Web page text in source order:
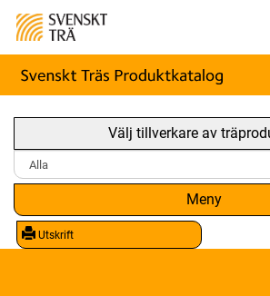
Välj tillverkare av
Meny
Utskrift